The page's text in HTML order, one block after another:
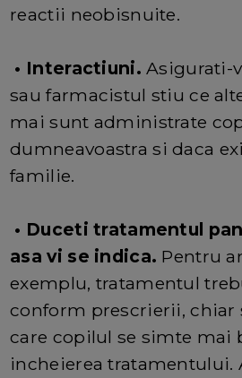
reactii neobisnuite.
• Interactiuni.Asigurati-
sau farmacistul stiu ce
mai sunt administrate
dumneavoastra si daca
familie.
• Duceti tratamentul
asa vi se indica. Pentru
exemplu, tratamentul
conform prescrierii, chiar
care copilul se simte mai
incheierea tratamentului.